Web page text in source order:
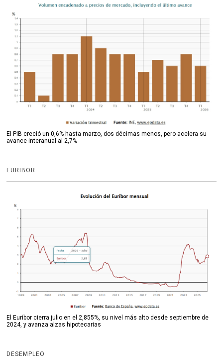
El PIB creció un 0,6% hasta marzo, dos décimas menos, pero acelera su
avance interanual al 2,7%
EURIBOR
El Euríbor cierra julio en el 2,855%, su nivel más alto desde septiembre de
2024, y avanza alzas hipotecarias
DESEMPLEO